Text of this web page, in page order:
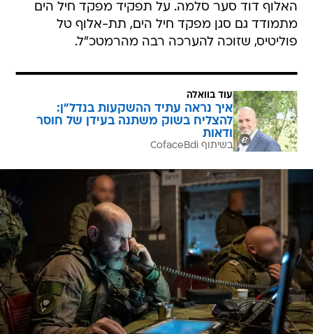
האלוף דוד סער סלמה. על תפקיד מפקד חיל הים
מתמודד גם סגן מפקד חיל הים, תת-אלוף טל
פוליטיס, שזוכה להערכה רבה מהרמטכ"ל.
עוד בוואלה
איך נראה עתיד ההשקעות בנדל"ן:
להצליח בשוק משתנה בעידן של חוסר
ודאות
בשיתוף CofaceBdi